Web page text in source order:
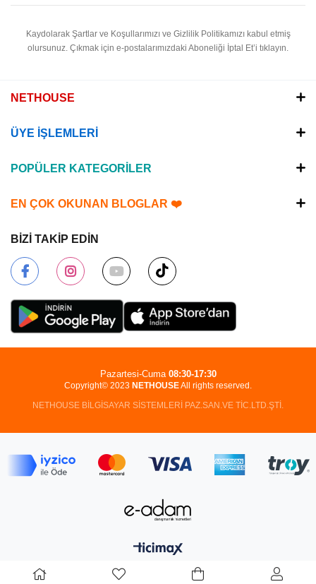
Kaydolarak Şartlar ve Koşullarımızı ve Gizlilik Politikamızı kabul etmiş
olursunuz. Çıkmak için e-postalarımızdaki Aboneliği İptal Et’i tıklayın.
NETHOUSE
ÜYE İŞLEMLERİ
POPÜLER KATEGORİLER
EN ÇOK OKUNAN BLOGLAR ❤️
BİZİ TAKİP EDİN
Copyright© 2023 NETHOUSEAll rights reserved.
NETHOUSE BİLGİSAYAR SİSTEMLERİ PAZ.SAN.VE TİC.LTD.ŞTİ.
Pazartesi-Cuma 08:30-17:30